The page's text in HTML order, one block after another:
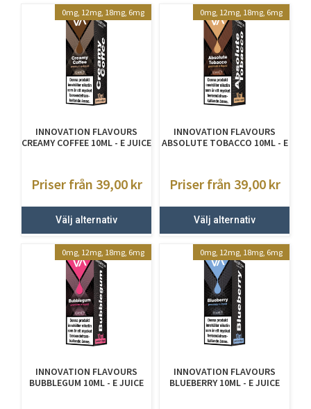
0mg, 12mg, 18mg, 6mg
INNOVATION FLAVOURS
CREAMY COFFEE 10ML - E JUICE
Priser från 39,00 kr
Välj alternativ
0mg, 12mg, 18mg, 6mg
INNOVATION FLAVOURS
ABSOLUTE TOBACCO 10ML - E
Priser från 39,00 kr
Välj alternativ
0mg, 12mg, 18mg, 6mg
INNOVATION FLAVOURS
BUBBLEGUM 10ML - E JUICE
0mg, 12mg, 18mg, 6mg
INNOVATION FLAVOURS
BLUEBERRY 10ML - E JUICE